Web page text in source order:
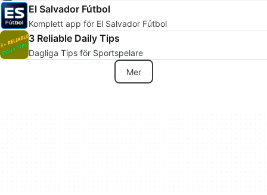
El Salvador Fútbol
Komplett app för El Salvador Fútbol
3 Reliable Daily Tips
Dagliga Tips för Sportspelare
Mer